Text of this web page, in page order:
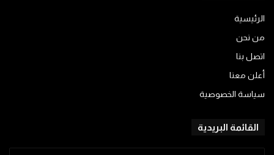
الرئيسية
من نحن
اتصل بنا
أعلن معنا
سياسة الخصوصية
القائمة البريدية